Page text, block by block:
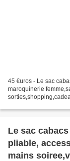
45 €uros - Le sac
maroquinerie
Le sac
pliable,
mains